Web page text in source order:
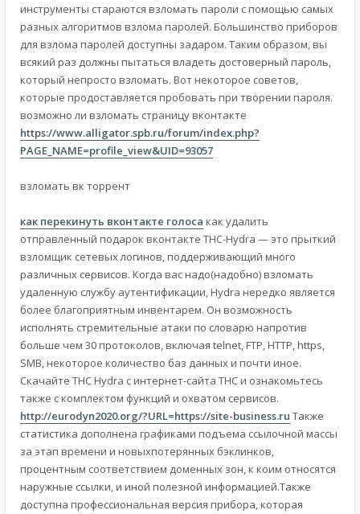
инструменты стараются взломать пароли с помощью самых
разных алгоритмов взлома паролей. Большинство приборов
для взлома паролей доступны задаром. Таким образом, вы
всякий раз должны пытаться владеть достоверный пароль,
который непросто взломать. Вот некоторое советов,
которые продоставляется пробовать при творении пароля.
возможно ли взломать страницу вконтакте
https://www.alligator.spb.ru/forum/index.php?
PAGE_NAME=profile_view&UID=93057
взломать вк торрент
как перекинуть вконтакте голоса как удалить
отправленный подарок вконтакте THC-Hydra — это прыткий
взломщик сетевых логинов, поддерживающий много
различных сервисов. Когда вас надо(надобно) взломать
удаленную службу аутентификации, Hydra нередко является
более благоприятным инвентарем. Он возможность
исполнять стремительные атаки по словарю напротив
больше чем 30 протоколов, включая telnet, FTP, HTTP, https,
SMB, некоторое количество баз данных и почти иное.
Скачайте THC Hydra с интернет-сайта THC и ознакомьтесь
также с комплектом функций и охватом сервисов.
http://eurodyn2020.org/?URL=https://site-business.ru Также
статистика дополнена графиками подъема ссылочной массы
за этап времени и новыхпотерянных бэклинков,
процентным соответствием доменных зон, к коим относятся
наружные ссылки, и иной полезной информацией.Также
доступна профессиональная версия прибора, которая